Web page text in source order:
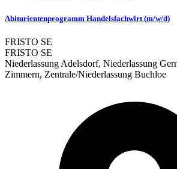
Abiturientenprogramm Handelsfachwirt (m/w/d)
FRISTO SE
FRISTO SE
Niederlassung Adelsdorf, Niederlassung
Zimmern, Zentrale/Niederlassung Buchloe